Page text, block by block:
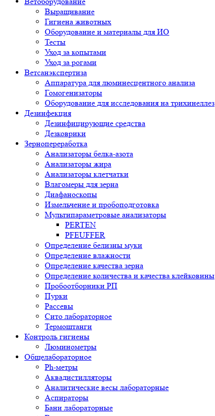
Выращивание
Гигиена животных
Оборудование и материалы для ИО
Тесты
Уход за копытами
Уход за рогами
Ветсанэкспертиза
Аппаратура для люминесцентного анализа
Гомогенизаторы
Оборудование для исследования на трихинеллез
Дезинфекция
Дезинфицирующие средства
Дезковрики
Зернопереработка
Анализаторы белка-азота
Анализаторы жира
Анализаторы клетчатки
Влагомеры для зерна
Диафаноскопы
Измельчение и пробоподготовка
Мультипараметровые анализаторы
PERTEN
PFEUFFER
Определение белизны муки
Определение влажности
Определение качества зерна
Определение количества и качества клейковины
Пробоотборники РП
Пурки
Рассевы
Сито лабораторное
Термоштанги
Контроль гигиены
Люминометры
Общелабораторное
Ph-метры
Аквадистилляторы
Аналитические весы лабораторные
Аспираторы
Бани лабораторные